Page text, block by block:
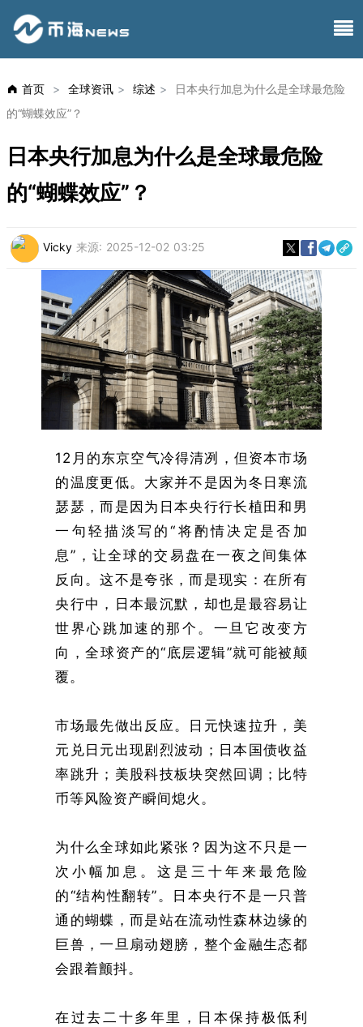
首页 > 全球资讯 > 综述 >
日本央行加息为什么是全球最危险
的“蝴蝶效应”？
日本央行加息为什么是全球最危险
的“蝴蝶效应”？
Vicky 来源: 2025-12-02 03:25
12月的东京空气冷得清冽，但资本市场
的温度更低。大家并不是因为冬日寒流
瑟瑟，而是因为日本央行行长植田和男
一句轻描淡写的“将酌情决定是否加
息”，让全球的交易盘在一夜之间集体
反向。这不是夸张，而是现实：在所有
央行中，日本最沉默，却也是最容易让
世界心跳加速的那个。一旦它改变方
向，全球资产的“底层逻辑”就可能被颠
覆。
市场最先做出反应。日元快速拉升，美
元兑日元出现剧烈波动；日本国债收益
率跳升；美股科技板块突然回调；比特
币等风险资产瞬间熄火。
为什么全球如此紧张？因为这不只是一
次小幅加息。这是三十年来最危险
的“结构性翻转”。日本央行不是一只普
通的蝴蝶，而是站在流动性森林边缘的
巨兽，一旦扇动翅膀，整个金融生态都
会跟着颤抖。
在过去二十多年里，日本保持极低利